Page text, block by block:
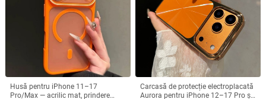
Husă pentru iPhone 11–17
Pro/Max — acrilic mat, prindere
Carcasă de protecție electroplacată
Aurora pentru iPhone 12–17 Pro și